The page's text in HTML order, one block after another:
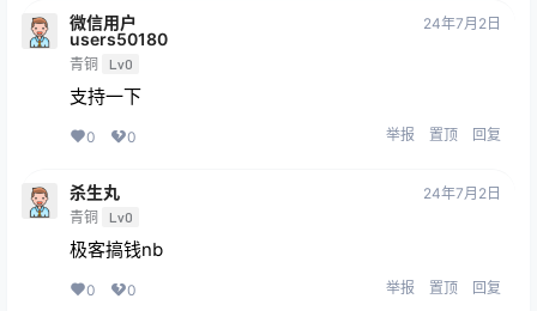
微信用户
users50180
青铜 Lv0
24年7月2日
支持一下
0 0 举报 置顶 回复
杀生丸
青铜 Lv0
24年7月2日
极客搞钱nb
0 0 举报 置顶 回复